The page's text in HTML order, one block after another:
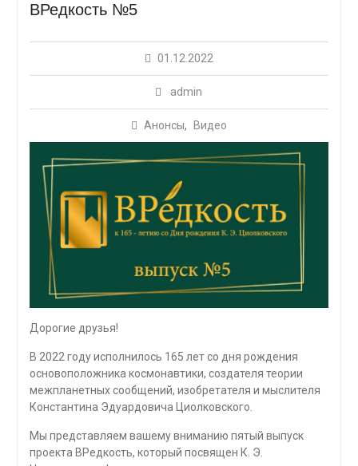
ВРедкость №5
01.12.2022
admin
Анонсы, Видео
Дорогие друзья!
В 2022 году исполнилось 165 лет со дня рождения
основоположника космонавтики, создателя теории
межпланетных сообщений, изобретателя и мыслителя
Константина Эдуардовича Циолковского.
Мы представляем вашему вниманию пятый выпуск
проекта ВРедкость, который посвящен К. Э.